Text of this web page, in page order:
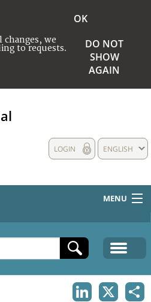
we
to requests.
OK
DO NOT
SHOW
AGAIN
ENGLISH
LOGIN
MENU